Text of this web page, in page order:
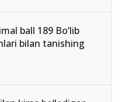
ball 189 Bo‘lib
bilan tanishing